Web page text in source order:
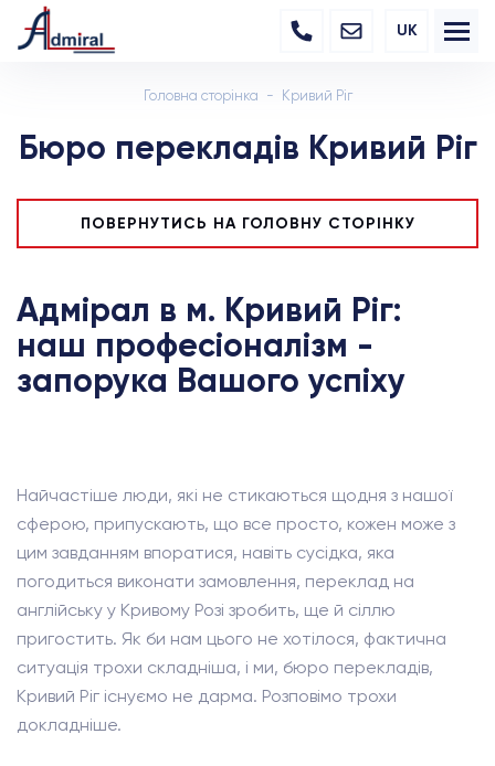
UK
Головна сторінка Кривий Ріг
Бюро перекладів Кривий Ріг
ПОВЕРНУТИСЬ НА ГОЛОВНУ СТОРІНКУ
Адмірал в м. Кривий Ріг:
наш професіоналізм -
запорука Вашого успіху
Найчастіше люди, які не стикаються щодня з нашої
сферою, припускають, що все просто, кожен може з
цим завданням впоратися, навіть сусідка, яка
погодиться виконати замовлення, переклад на
англійську у Кривому Розі зробить, ще й сіллю
пригостить. Як би нам цього не хотілося, фактична
ситуація трохи складніша, і ми, бюро перекладів,
Кривий Ріг існуємо не дарма. Розповімо трохи
докладніше.